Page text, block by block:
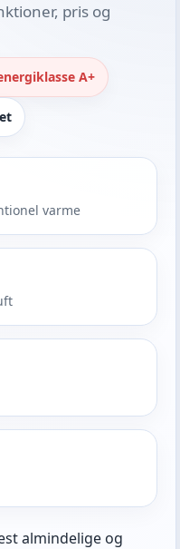
pris og
A+
varme
almindelige og